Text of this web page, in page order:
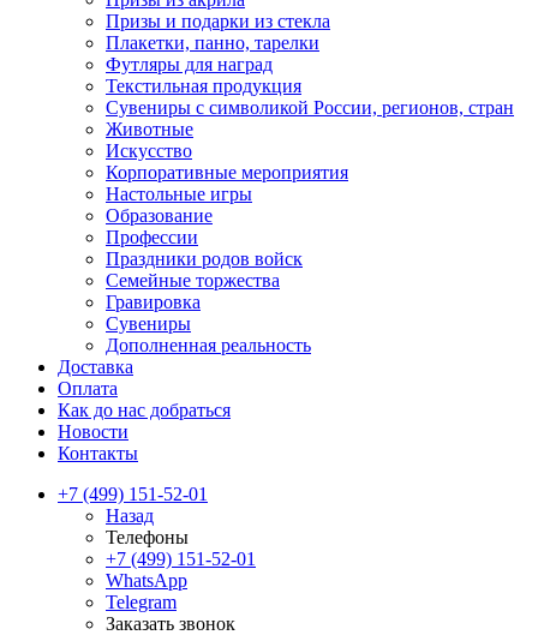
Призы и подарки из стекла
Плакетки, панно, тарелки
Футляры для наград
Текстильная продукция
Сувениры с символикой России, регионов, стран
Животные
Искусство
Корпоративные мероприятия
Настольные игры
Образование
Профессии
Праздники родов войск
Семейные торжества
Гравировка
Сувениры
Дополненная реальность
Доставка
Оплата
Как до нас добраться
Новости
Контакты
+7 (499) 151-52-01
Назад
Телефоны
+7 (499) 151-52-01
WhatsApp
Telegram
Заказать звонок